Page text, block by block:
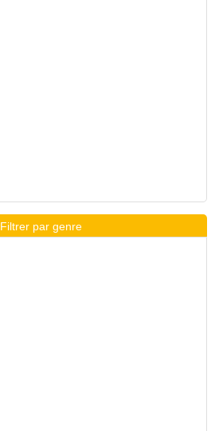
Filtrer par genre